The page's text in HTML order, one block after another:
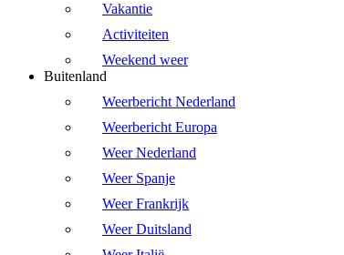
Vakantie
Activiteiten
Weekend weer
Buitenland
Weerbericht Nederland
Weerbericht Europa
Weer Nederland
Weer Spanje
Weer Frankrijk
Weer Duitsland